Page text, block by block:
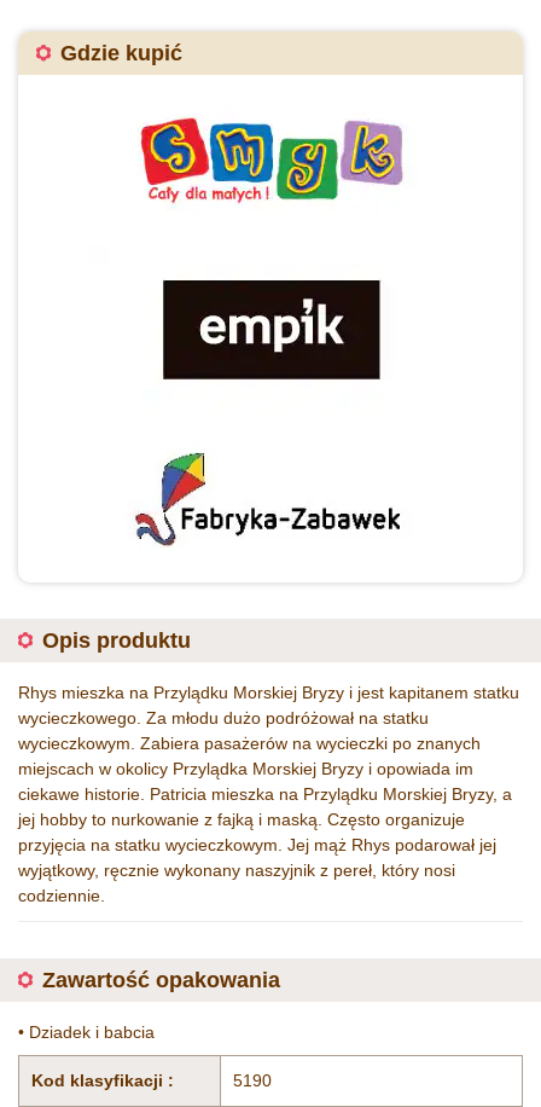
Gdzie kupić
Opis produktu
Rhys mieszka na Przylądku Morskiej Bryzy i jest kapitanem statku
wycieczkowego. Za młodu dużo podróżował na statku
wycieczkowym. Zabiera pasażerów na wycieczki po znanych
miejscach w okolicy Przylądka Morskiej Bryzy i opowiada im
ciekawe historie. Patricia mieszka na Przylądku Morskiej Bryzy, a
jej hobby to nurkowanie z fajką i maską. Często organizuje
przyjęcia na statku wycieczkowym. Jej mąż Rhys podarował jej
wyjątkowy, ręcznie wykonany naszyjnik z pereł, który nosi
codziennie.
Zawartość opakowania
• Dziadek i babcia
Kod klasyfikacji : 5190